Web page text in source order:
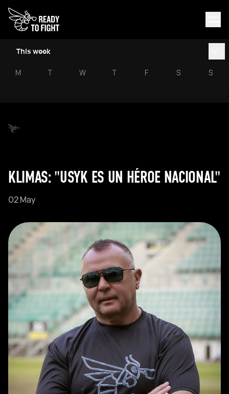
This week
M T W T F S S
KLIMAS: "USYK ES UN HÉROE NACIONAL"
02 May